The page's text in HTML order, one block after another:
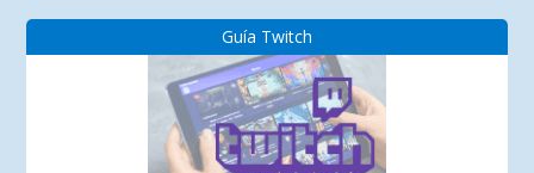
Guía Twitch